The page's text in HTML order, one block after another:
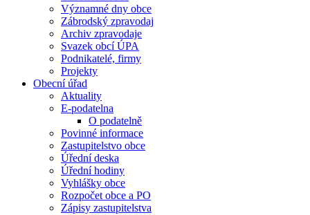
Významné dny obce
Zábrodský zpravodaj
Archiv zpravodaje
Svazek obcí ÚPA
Podnikatelé, firmy
Projekty
Obecní úřad
Aktuality
E-podatelna
O podatelně
Povinné informace
Zastupitelstvo obce
Úřední deska
Úřední hodiny
Vyhlášky obce
Rozpočet obce a PO
Zápisy zastupitelstva